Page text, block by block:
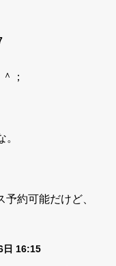
；
約可能だけど、
日 16:15